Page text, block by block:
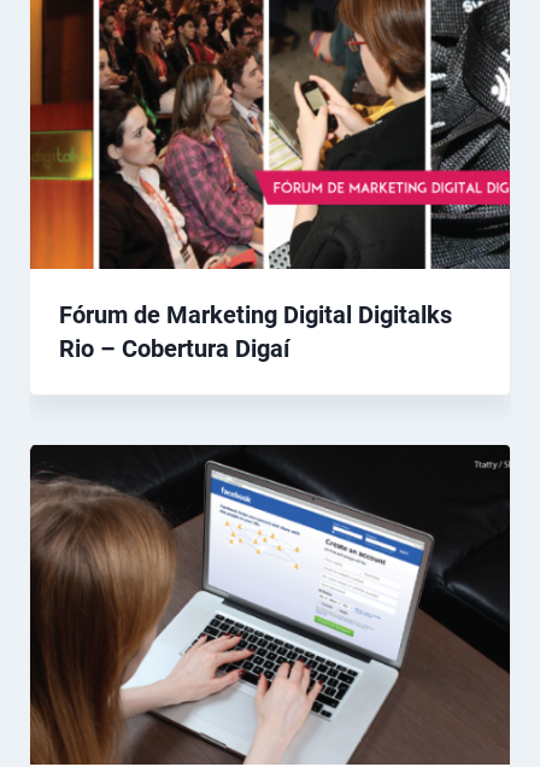
Fórum de Marketing Digital Digitalks
Rio – Cobertura Digaí